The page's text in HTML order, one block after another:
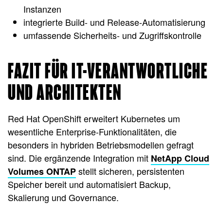
Instanzen
integrierte Build- und Release-Automatisierung
umfassende Sicherheits- und Zugriffskontrolle
FAZIT FÜR IT-VERANTWORTLICHE
UND ARCHITEKTEN
Red Hat OpenShift erweitert Kubernetes um
wesentliche Enterprise-Funktionalitäten, die
besonders in hybriden Betriebsmodellen gefragt
sind. Die ergänzende Integration mit NetApp Cloud
Volumes ONTAPstellt sicheren, persistenten
Speicher bereit und automatisiert Backup,
Skalierung und Governance.